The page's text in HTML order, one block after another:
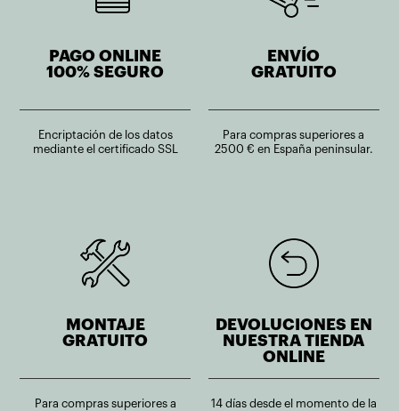
PAGO ONLINE
100% SEGURO
Encriptación de los datos
mediante el certificado SSL
ENVÍO
GRATUITO
Para compras superiores a
2500 € en España peninsular.
MONTAJE
GRATUITO
Para compras superiores a
DEVOLUCIONES EN
NUESTRA TIENDA
ONLINE
14 días desde el momento de la